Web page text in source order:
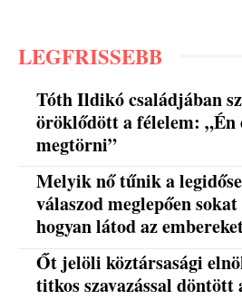
LEGFRISSEBB
Tóth Ildikó családjában
öröklődött a félelem: „Én
megtörni”
Melyik nő tűnik a
válaszod meglepően
hogyan látod az
Őt jelöli köztársasági
titkos szavazással